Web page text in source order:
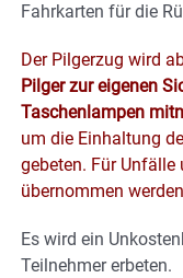
Fahrkarten für die
Der Pilgerzug wird
Pilger zur eigenen
Taschenlampen
um die Einhaltung
gebeten. Für
übernommen
Es wird ein
Teilnehmer erbeten.